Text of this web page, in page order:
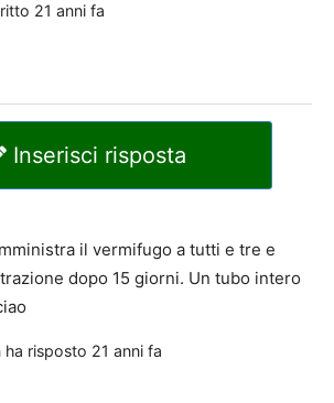
21 anni fa
Inserisci risposta
il vermifugo a tutti e tre e
dopo 15 giorni. Un tubo intero
ha risposto 21 anni fa